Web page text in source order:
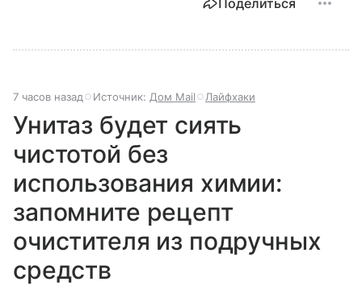
Поделиться
7 часов назад Источник: Дом Mail Лайфхаки
Унитаз будет сиять
чистотой без
использования химии:
запомните рецепт
очистителя из подручных
средств